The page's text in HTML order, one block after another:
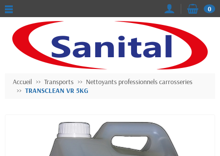
0
Accueil Transports
Nettoyants professionnels carrosseries
TRANSCLEAN VR 5KG